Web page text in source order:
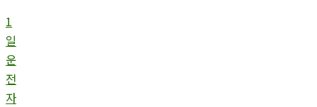
1
일
운
전
자